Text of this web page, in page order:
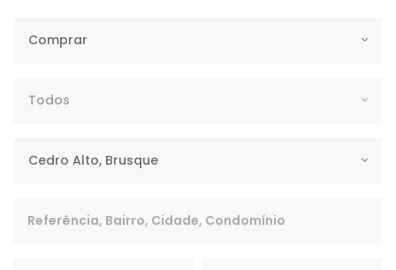
Comprar
Todos
Cedro Alto, Brusque